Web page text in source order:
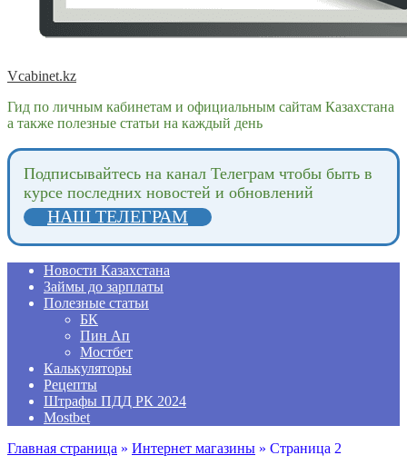
Vcabinet.kz
Гид по личным кабинетам и официальным сайтам Казахстана
а также полезные статьи на каждый день
Подпиcывайтесь на канал Телеграм чтобы быть в
курсе последних новостей и обновлений
НАШ ТЕЛЕГРАМ
Новости Казахстана
Займы до зарплаты
Полезные статьи
БК
Пин Ап
Мостбет
Калькуляторы
Рецепты
Штрафы ПДД РК 2024
Mostbet
Главная страница » Интернет магазины » Страница 2